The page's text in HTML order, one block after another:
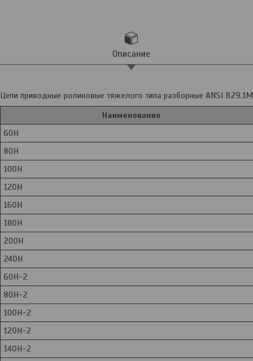
Описание
Цепи приводные роликовые тяжелого типа разборные ANSI B29.1M
Наименование
60H
80H
100H
120H
160H
180H
200H
240H
60H-2
80H-2
100H-2
120H-2
140Н-2